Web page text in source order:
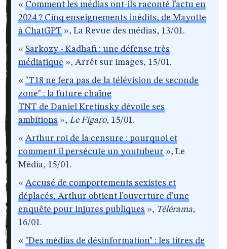
« Comment les médias ont-ils raconté l’actu en
2024 ? Cinq enseignements inédits, de Mayotte
à ChatGPT », La Revue des médias, 13/01.
« Sarkozy - Kadhafi : une défense très
médiatique », Arrêt sur images, 15/01.
« "T18 ne fera pas de la télévision de seconde
zone" : la future chaîne
TNT de Daniel Kretinsky dévoile ses
ambitions », Le Figaro, 15/01.
« Arthur roi de la censure : pourquoi et
comment il persécute un youtubeur », Le
Média, 15/01.
« Accusé de comportements sexistes et
déplacés, Arthur obtient l’ouverture d’une
enquête pour injures publiques », Télérama,
16/01.
« "Des médias de désinformation" : les titres de